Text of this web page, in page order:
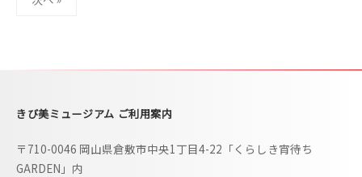
ジ
り
きび美ミュージアム ご利用案内
〒710-0046 岡山県倉敷市中央1丁目4-22「くらしき宵待ち
GARDEN」内